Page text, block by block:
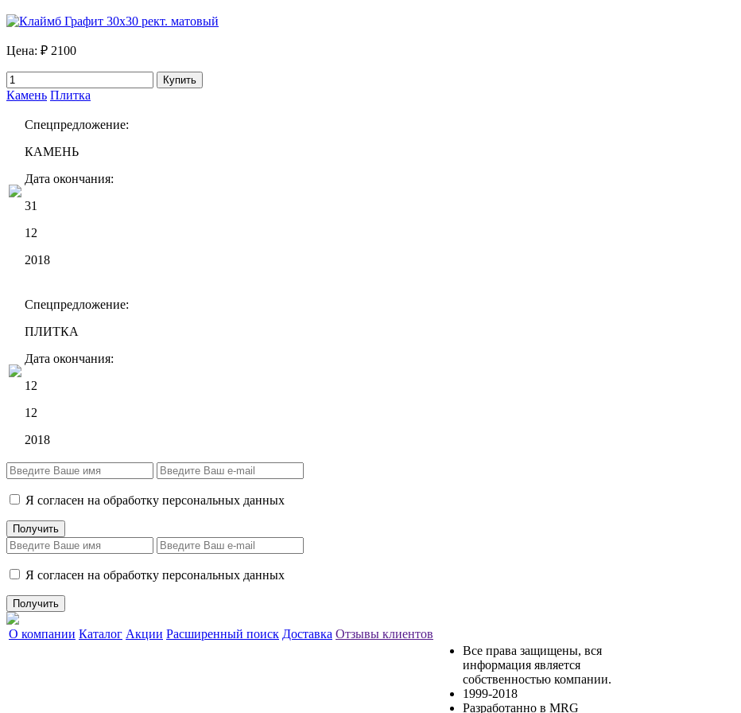
Цена: ₽ 2100
Купить
Камень Плитка
Спецпредложение:
КАМЕНЬ
Дата окончания:
31
12
2018
Спецпредложение:
ПЛИТКА
Дата окончания:
12
12
2018
Я согласен на обработку персональных данных
Я согласен на обработку персональных данных
О компании Каталог Акции Расширенный поиск Доставка Отзывы клиентов
Все права защищены, вся
информация является
собственностью компании.
1999-2018
Разработанно в MRG